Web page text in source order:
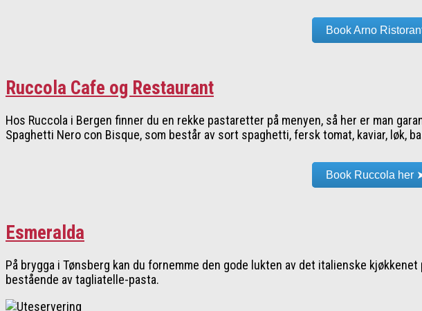
Book Arno
Ruccola Cafe og Restaurant
Hos Ruccola i Bergen finner du en rekke pastaretter på menyen, så her er man
Spaghetti Nero con Bisque, som består av sort spaghetti, fersk tomat, kaviar, løk,
Book Ruccola her
Esmeralda
På brygga i Tønsberg kan du fornemme den gode lukten av det italienske
bestående av tagliatelle-pasta.